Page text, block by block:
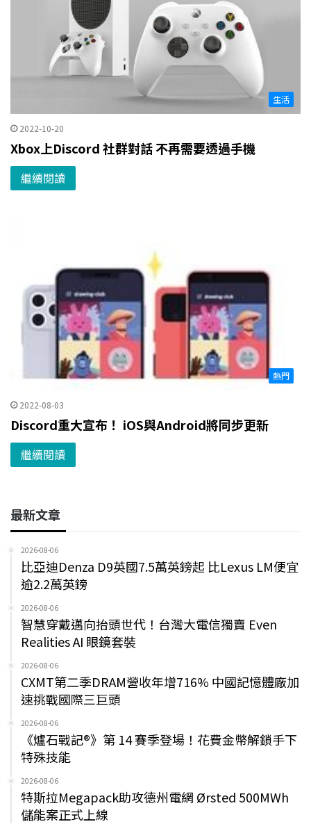
生活
2022-10-20
Xbox上Discord 社群對話 不再需要透過手機
繼續閱讀
熱門
2022-08-03
Discord重大宣布！ iOS與Android將同步更新
繼續閱讀
最新文章
2026-08-06
比亞迪Denza D9英國7.5萬英鎊起 比Lexus LM便宜
逾2.2萬英鎊
2026-08-06
智慧穿戴邁向抬頭世代！台灣大電信獨賣 Even
Realities AI 眼鏡套裝
2026-08-06
CXMT第二季DRAM營收年增716% 中國記憶體廠加
速挑戰國際三巨頭
2026-08-06
《爐石戰記®》第 14 賽季登場！花費金幣解鎖手下
特殊技能
2026-08-06
特斯拉Megapack助攻德州電網 Ørsted 500MWh
儲能案正式上線